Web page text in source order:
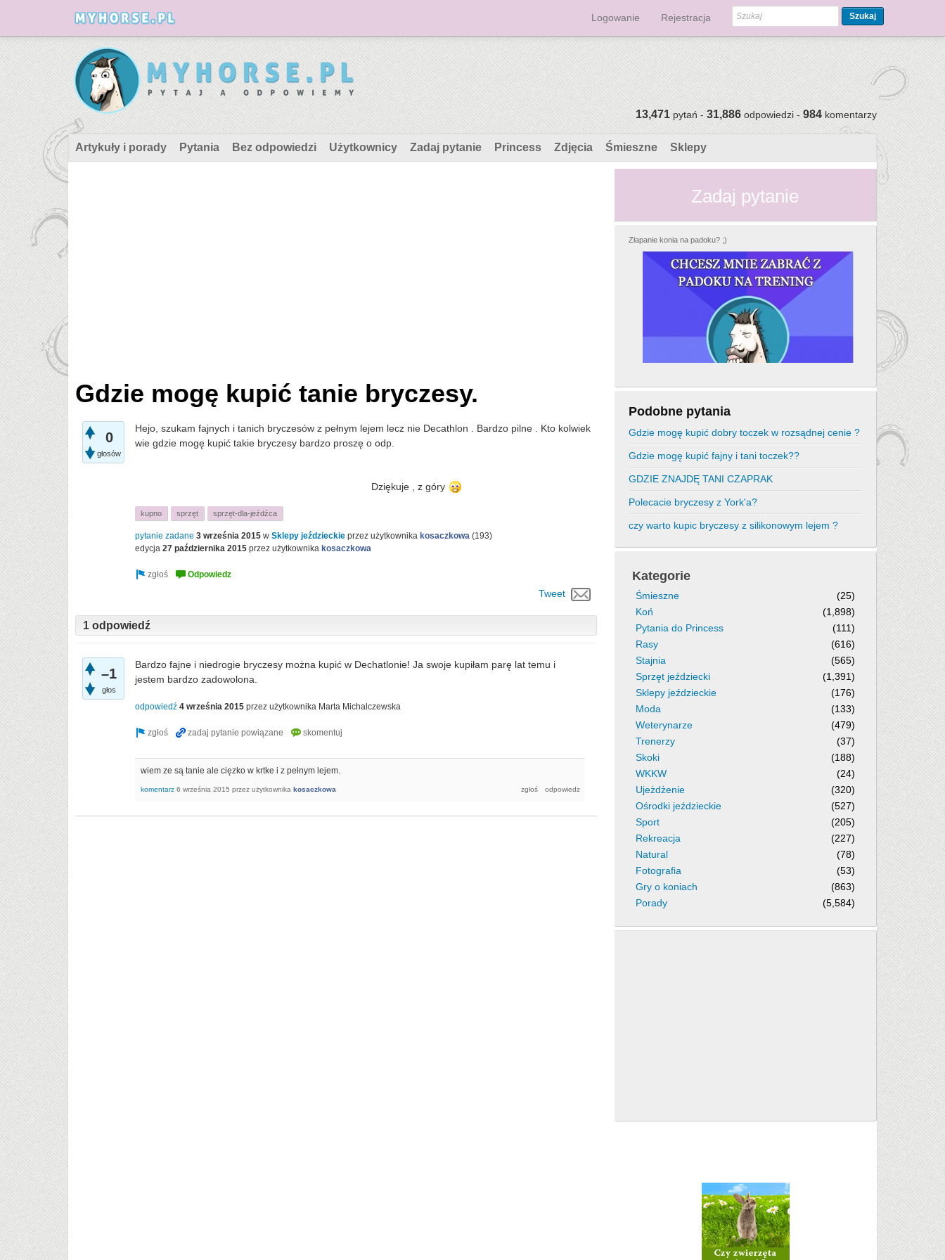
Logowanie Rejestracja Szukaj
13,471pytań -31,886odpowiedzi -984komentarzy
Artykuły i porady Pytania Bez odpowiedzi Użytkownicy Zadaj pytanie Princess Zdjęcia Śmieszne Sklepy
Gdzie mogę kupić tanie bryczesy.
0
głosów
Hejo, szukam fajnych i tanich bryczesów z pełnym lejem lecz nie Decathlon . Bardzo pilne . Kto kolwiek
wie gdzie mogę kupić takie bryczesy bardzo proszę o odp.
Dziękuje , z góry
kupno sprzęt sprzęt-dla-jeźdźca
pytanie zadane 3 września 2015 w Sklepy jeździeckie przez użytkownika kosaczkowa (193)
edycja 27 października 2015 przez użytkownika kosaczkowa
Tweet
1 odpowiedź
–1
głos
Bardzo fajne i niedrogie bryczesy można kupić w Dechatlonie! Ja swoje kupiłam parę lat temu i
jestem bardzo zadowolona.
odpowiedź 4 września 2015 przez użytkownika Marta Michalczewska
wiem ze są tanie ale cięzko w krtke i z pełnym lejem.
komentarz 6 września 2015 przez użytkownika kosaczkowa
Zadaj pytanie
Złapanie konia na padoku? ;)
Podobne pytania
Gdzie mogę kupić dobry toczek w rozsądnej cenie ?
Gdzie mogę kupić fajny i tani toczek??
GDZIE ZNAJDĘ TANI CZAPRAK
Polecacie bryczesy z York'a?
czy warto kupic bryczesy z silikonowym lejem ?
Kategorie
Śmieszne
(25)
Koń
(1,898)
Pytania do Princess
(111)
Rasy
(616)
Stajnia
(565)
Sprzęt jeździecki
(1,391)
Sklepy jeździeckie
(176)
Moda
(133)
Weterynarze
(479)
Trenerzy
(37)
Skoki
(188)
WKKW
(24)
Ujeżdżenie
(320)
Ośrodki jeździeckie
(527)
Sport
(205)
Rekreacja
(227)
Natural
(78)
Fotografia
(53)
Gry o koniach
(863)
Porady
(5,584)